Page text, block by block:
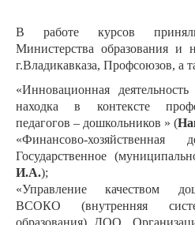
В работе курсов
Министерства образования
г.Владикавказа, Профсоюзов, а
«Инновационная
находка в контексте
педагогов – дошкольников » (
«Финансово-
Государственное
И.А.);
«Управление качеством
ВСОКО (внутренняя